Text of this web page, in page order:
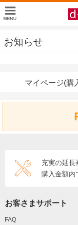
お知らせ
マイページ(購
充実の延長
購入金額内
お客さまサポート
FAQ